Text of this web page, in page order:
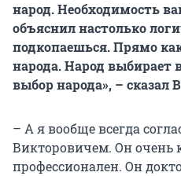
народ. Необходимость
объяснил настолько
подкопаешься. Прямо
народа. Народ выбирает
выбор народа», – сказал
– А я вообще всегда
Викторовичем. Он очень
профессионален. Он